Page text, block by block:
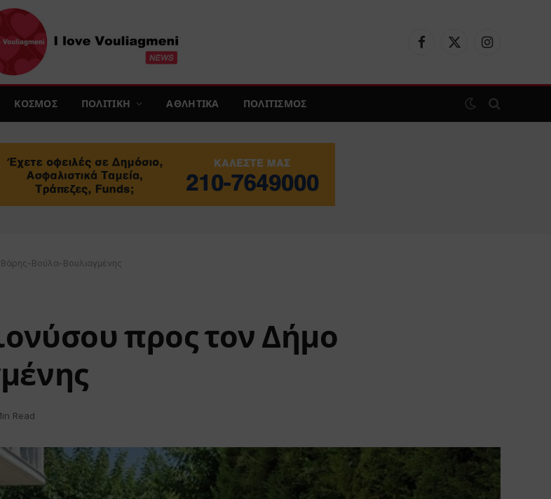
Facebook
X
Instagram
ΚΟΣΜΟΣ ΠΟΛΙΤΙΚΗ ΑΘΛΗΤΙΚΑ ΠΟΛΙΤΙΣΜΟΣ
Βάρης-Βούλα-Βουλιαγμένης
προς τον Δήμο
Read